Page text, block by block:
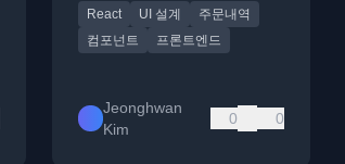
React UI 설계
주문내역
컴포넌트
프론트엔드
Jeonghwan
Kim
0 0